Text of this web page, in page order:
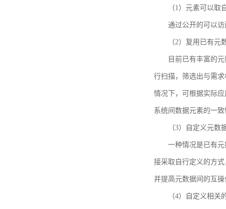
（1）元素可以取
通过公开的可以
（2）复用已有元
目前已有丰富的
行扫描，筛选出与需
情况下，可根据实际
系统间数据元素的一致
（3）自定义元数
一种情况是已有
接采取自行定义的方
并提高元数据间的互
（4）自定义相关